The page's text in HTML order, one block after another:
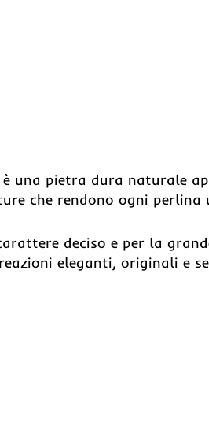
è una pietra dura naturale
che rendono ogni perlina
deciso e per la
eleganti, originali e